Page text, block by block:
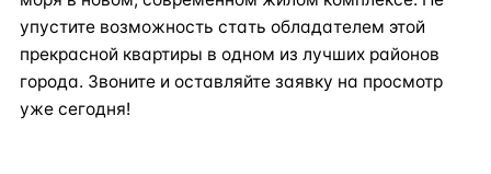
упустите возможность стать обладателем этой
прекрасной квартиры в одном из лучших районов
города. Звоните и оставляйте заявку на просмотр
уже сегодня!